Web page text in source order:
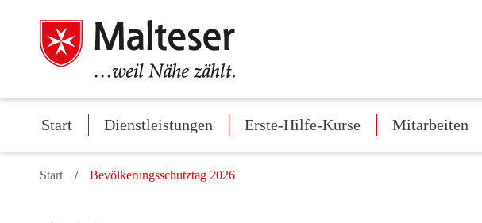
Start Dienstleistungen Erste-Hilfe-Kurse Mitarbeiten
Start Bevölkerungsschutztag 2026